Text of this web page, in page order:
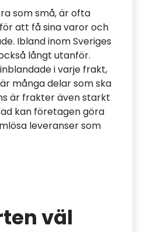
som små, är ofta
att få sina varor och
Ibland inom Sveriges
långt utanför.
i varje frakt,
många delar som ska
är frakter även starkt
kan företagen göra
leveranser som
väl